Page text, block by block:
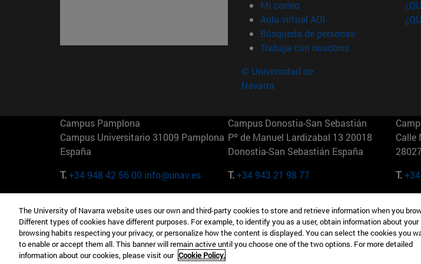
Mi correo(abre en nueva ventana)
Aula virtual ADI (abre en nueva
Búsqueda de personas(abre en nueva
Trabaja con nosotros(abre en nueva
© Universidad de
Navarra
Campus Pamplona
Campus Universitario 31009 Pamplona
España
T.+34 948 42 56 00 info@unav.es
Campus Donostia-San Sebastián
Pº de Manuel Lardizabal 13 20018
Donostia-San Sebastián España
T.+34 943 21 98 77
Calle
T.
Camino del Cerro Águila 3 28023
Madrid España
T.+34 912 11 30 00
165 W 57th St 10019-2201 Nueva York
EE.UU
T.+1 646 346 8850
T.
The University of Navarra website uses our own and third-party cookies to store and retrieve information when you
Different types of cookies have different purposes. For example, to identify you as a user, obtain information about your
browsing habits respecting your privacy, or personalize how the content is displayed. You can select the cookies you
to enable or accept them all. This banner will remain active until you choose one of the two options. For more detailed
information about our cookies, please visit our Cookie Policy.